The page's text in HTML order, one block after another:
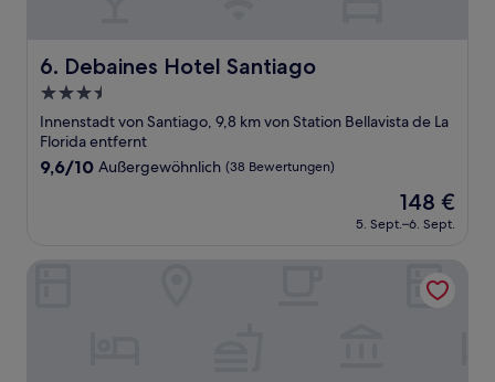
6. Debaines Hotel Santiago
Debaines Hotel Santiago
3.5-
Sterne-
Unterkunft
Innenstadt von Santiago, 9,8 km von Station Bellavista de La
Florida entfernt
9.6
Bewertungen)
9,6/10 Außergewöhnlich (38 Bewertungen)
Der
Preis
beträgt
148 €
5. Sept.–6. Sept.